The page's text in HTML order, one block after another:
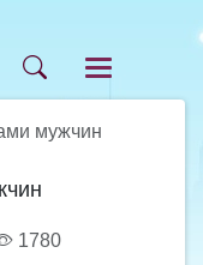
мужчин
1780